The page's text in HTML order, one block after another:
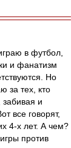
в футбол,
и фанатизм
Но
за тех, кто
забивая и
все говорят,
4-х лет. А чем?
против